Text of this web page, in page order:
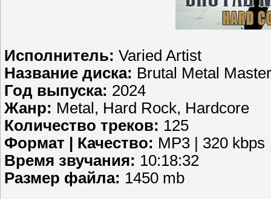
Исполнитель: Varied Artist
Название диска: Brutal Metal
Год выпуска: 2024
Жанр: Metal, Hard Rock, Hardcore
Количество треков: 125
Формат | Качество: MP3 | 320 kbps
Время звучания: 10:18:32
Размер файла: 1450 mb